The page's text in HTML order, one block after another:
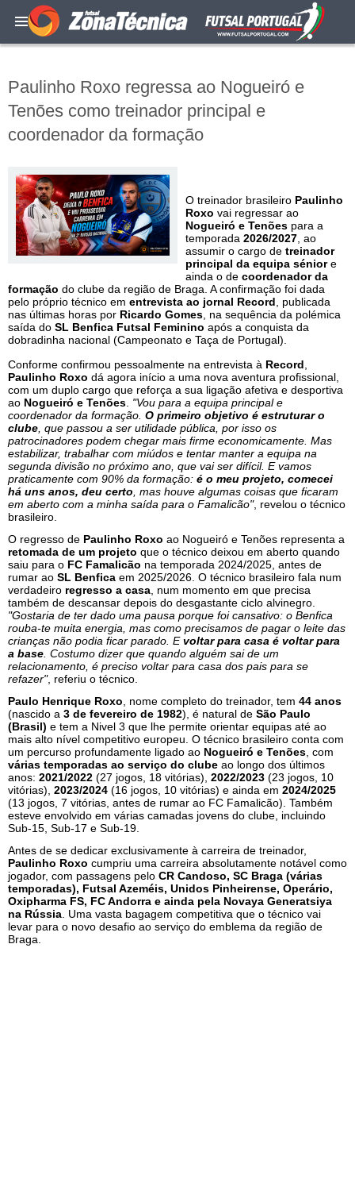
Paulinho Roxo regressa ao Nogueiró e
Tenões como treinador principal e
coordenador da formação
O treinador brasileiro Paulinho
Roxo vai regressar ao
Nogueiró e Tenões para a
temporada 2026/2027 , ao
assumir o cargo de treinador
principal da equipa séniore
ainda o de coordenador da
formação do clube da região de Braga. A confirmação foi dada
pelo próprio técnico em entrevista ao jornal Record , publicada
nas últimas horas por Ricardo Gomes , na sequência da polémica
saída do SL Benfica Futsal Feminino após a conquista da
dobradinha nacional (Campeonato e Taça de Portugal).
Conforme confirmou pessoalmente na entrevista à Record
Paulinho Roxo dá agora início a uma nova aventura profissional,
com um duplo cargo que reforça a sua ligação afetiva e desportiva
ao Nogueiró e Tenões "Vou para a equipa principal e
coordenador da formação. O primeiro objetivo é estruturar o
clube , que passou a ser utilidade pública, por isso os
patrocinadores podem chegar mais firme economicamente. Mas
estabilizar, trabalhar com miúdos e tentar manter a equipa na
segunda divisão no próximo ano, que vai ser difícil. E vamos
praticamente com 90% da formação: é o meu projeto, comecei
há uns anos, deu certo , mas houve algumas coisas que ficaram
em aberto com a minha saída para o Famalicão", revelou o técnico
brasileiro.
O regresso de Paulinho Roxo ao Nogueiró e Tenões representa a
retomada de um projeto que o técnico deixou em aberto quando
saiu para o FC Famalicão na temporada 2024/2025, antes de
rumar ao SL Benfica em 2025/2026. O técnico brasileiro fala num
verdadeiro regresso a casa , num momento em que precisa
também de descansar depois do desgastante ciclo alvinegro.
"Gostaria de ter dado uma pausa porque foi cansativo: o Benfica
rouba-te muita energia, mas como precisamos de pagar o leite das
crianças não podia ficar parado. Evoltar para casa é voltar para
a base . Costumo dizer que quando alguém sai de um
relacionamento, é preciso voltar para casa dos pais para se
refazer", referiu o técnico.
Paulo Henrique Roxo , nome completo do treinador, tem 44 anos
(nascido a 3 de fevereiro de 1982), é natural de São Paulo
(Brasil) e tem a Nivel 3 que lhe permite orientar equipas até ao
mais alto nível competitivo europeu. O técnico brasileiro conta com
um percurso profundamente ligado ao Nogueiró e Tenões , com
várias temporadas ao serviço do clube ao longo dos últimos
anos: 2021/2022 (27 jogos, 18 vitórias), 2022/2023 (23 jogos, 10
vitórias), 2023/2024 (16 jogos, 10 vitórias) e ainda em 2024/2025
(13 jogos, 7 vitórias, antes de rumar ao FC Famalicão). Também
esteve envolvido em várias camadas jovens do clube, incluindo
Sub-15, Sub-17 e Sub-19.
Antes de se dedicar exclusivamente à carreira de treinador,
Paulinho Roxo cumpriu uma carreira absolutamente notável como
jogador, com passagens pelo CR Candoso, SC Braga (várias
temporadas), Futsal Azeméis, Unidos Pinheirense, Operário,
Oxipharma FS, FC Andorra e ainda pela Novaya Generatsiya
na Rússia . Uma vasta bagagem competitiva que o técnico vai
levar para o novo desafio ao serviço do emblema da região de
Braga.